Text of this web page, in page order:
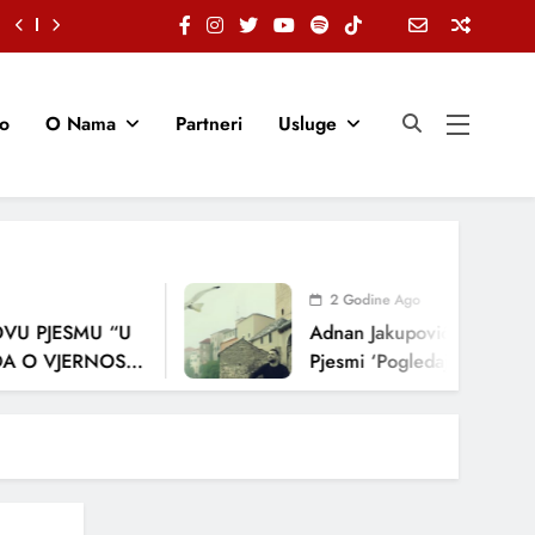
O Nama Partneri Usluge
“U
2 Godine Ago
Adnan Jakupović Donosi
Pjesmi ‘Pogledaj Me’